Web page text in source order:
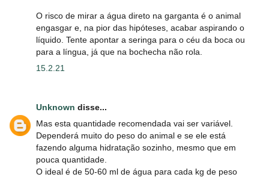
O risco de mirar a água direto na garganta é o animal
engasgar e, na pior das hipóteses, acabar aspirando o
líquido. Tente apontar a seringa para o céu da boca ou
para a língua, já que na bochecha não rola.
15.2.21
Unknown disse...
Mas esta quantidade recomendada vai ser variável.
Dependerá muito do peso do animal e se ele está
fazendo alguma hidratação sozinho, mesmo que em
pouca quantidade.
O ideal é de 50-60 ml de água para cada kg de peso